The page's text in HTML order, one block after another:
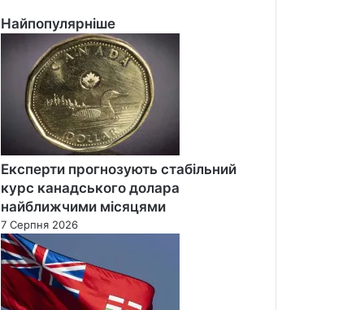
Найпопулярніше
Експерти прогнозують стабільний
курс канадського долара
найближчими місяцями
7 Серпня 2026